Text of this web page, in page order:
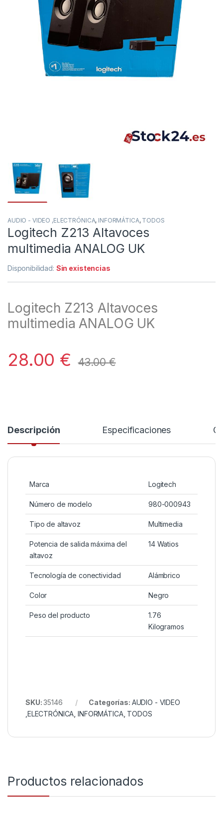
AUDIO - VIDEO ,ELECTRÓNICA, INFORMÁTICA, TODOS
Logitech Z213 Altavoces
multimedia ANALOG UK
Disponibilidad: Sin existencias
Logitech Z213 Altavoces
multimedia ANALOG UK
28.00 € 43.00€
Descripción Especificaciones
Marca Logitech
Número de modelo 980-000943
Tipo de altavoz Multimedia
Potencia de salida máxima del
altavoz
14 Watios
Tecnología de conectividad Alámbrico
Color Negro
Peso del producto
1.76
Kilogramos
SKU:35146 Categorías: AUDIO - VIDEO
,ELECTRÓNICA,INFORMÁTICA, TODOS
Productos relacionados